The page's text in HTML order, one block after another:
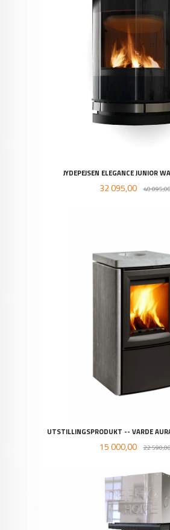
JYDEPEJSEN ELEGANCE JUNIOR
Tilbud
32 095,00 40
UTSTILLINGSPRODUKT -- VARDE
Tilbud
15 000,00 22